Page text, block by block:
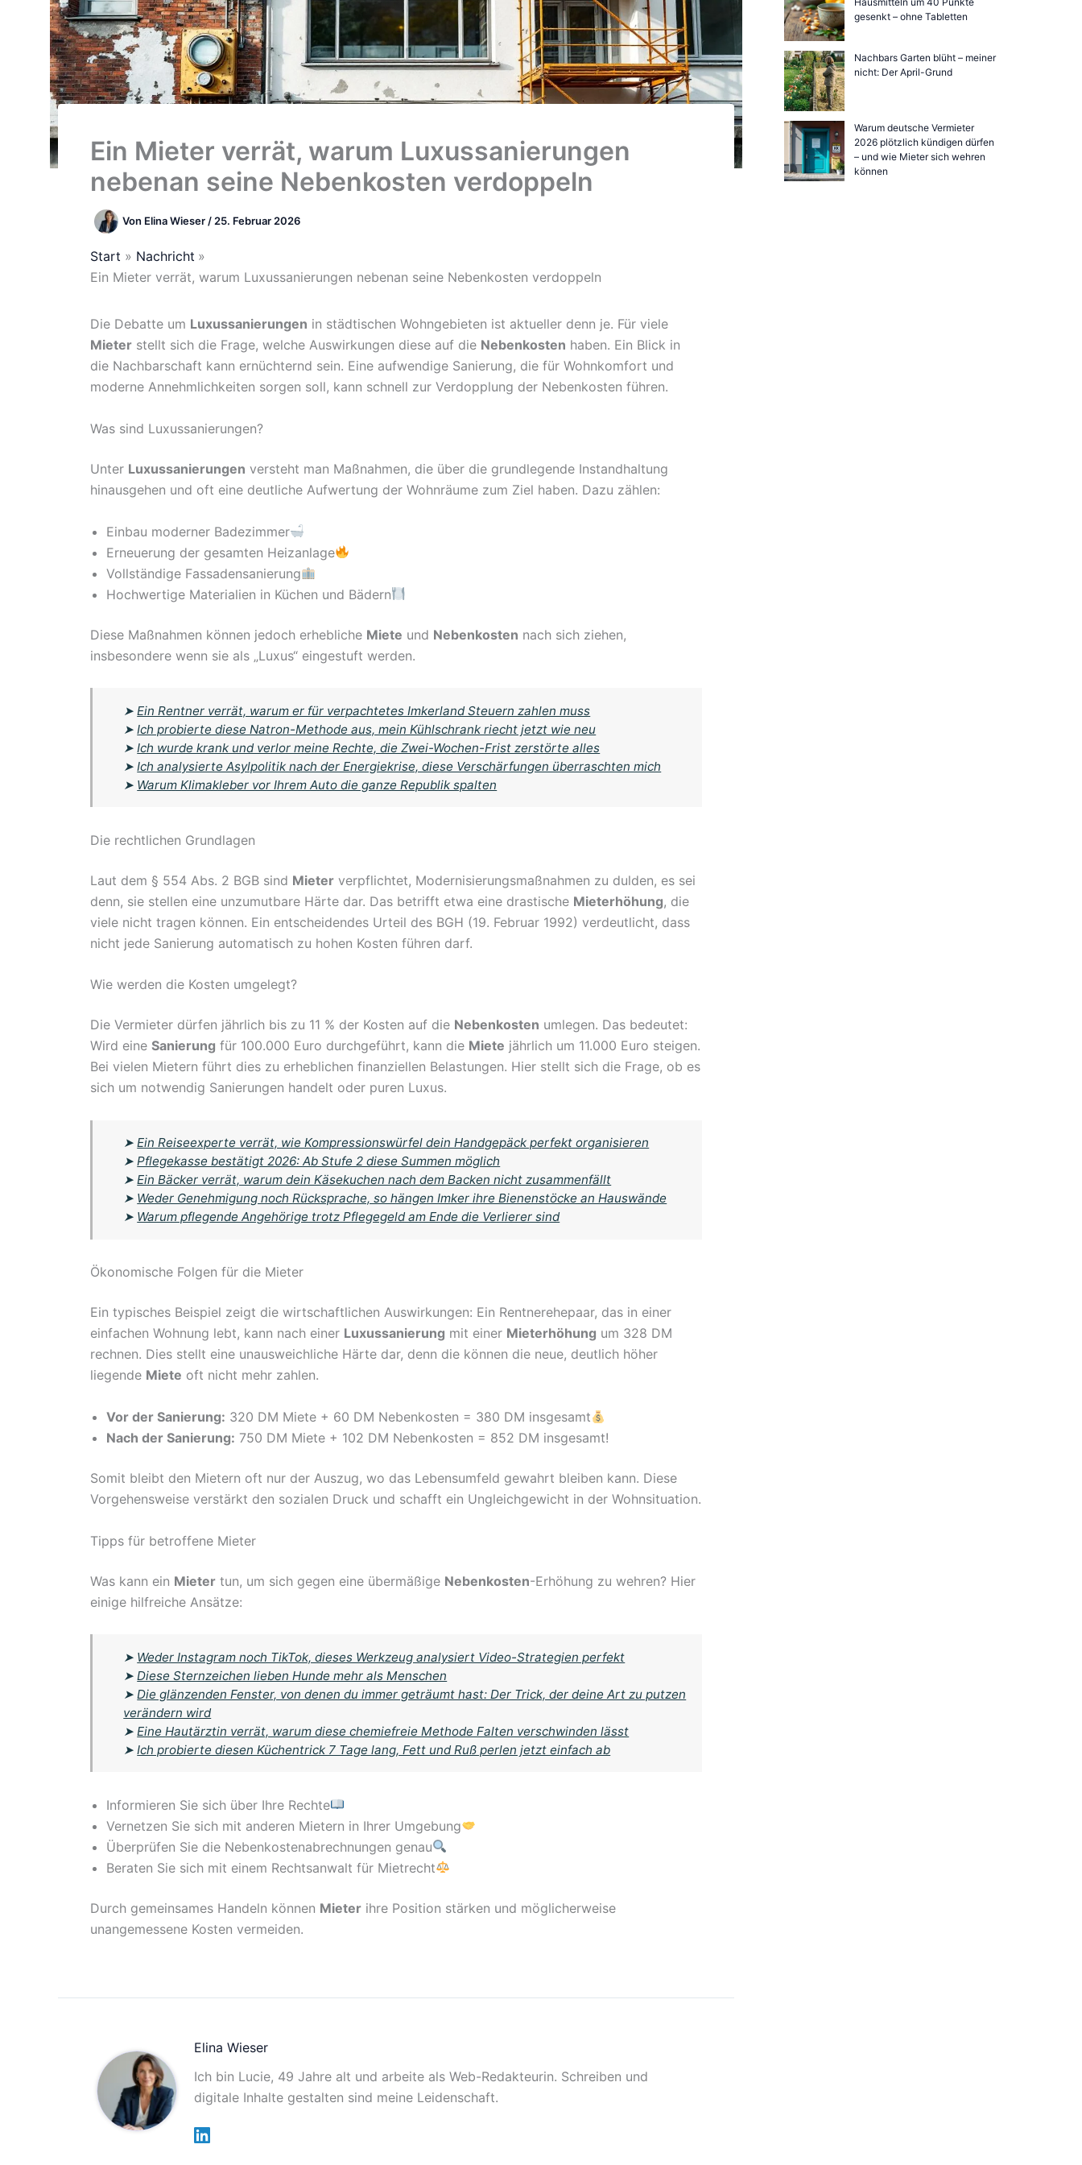
Ein Mieter verrät, warum Luxussanierungen
nebenan seine Nebenkosten verdoppeln
Von Elina Wieser / 25. Februar 2026
Start
Nachricht
Ein Mieter verrät, warum Luxussanierungen nebenan seine Nebenkosten verdoppeln
Die Debatte um Luxussanierungen in städtischen Wohngebieten ist aktueller denn je. Für viele
Mieter stellt sich die Frage, welche Auswirkungen diese auf die Nebenkosten haben. Ein Blick in
die Nachbarschaft kann ernüchternd sein. Eine aufwendige Sanierung, die für Wohnkomfort und
moderne Annehmlichkeiten sorgen soll, kann schnell zur Verdopplung der Nebenkosten führen.
Was sind Luxussanierungen?
Unter Luxussanierungen versteht man Maßnahmen, die über die grundlegende Instandhaltung
hinausgehen und oft eine deutliche Aufwertung der Wohnräume zum Ziel haben. Dazu zählen:
Einbau moderner Badezimmer
Erneuerung der gesamten Heizanlage
Vollständige Fassadensanierung
Hochwertige Materialien in Küchen und Bädern
Diese Maßnahmen können jedoch erhebliche Miete und Nebenkosten nach sich ziehen,
insbesondere wenn sie als „Luxus“ eingestuft werden.
➤Ein Rentner verrät, warum er für verpachtetes Imkerland Steuern zahlen muss
➤Ich probierte diese Natron-Methode aus, mein Kühlschrank riecht jetzt wie neu
➤Ich wurde krank und verlor meine Rechte, die Zwei-Wochen-Frist zerstörte alles
➤Ich analysierte Asylpolitik nach der Energiekrise, diese Verschärfungen überraschten mich
➤ Warum Klimakleber vor Ihrem Auto die ganze Republik spalten
Die rechtlichen Grundlagen
Laut dem § 554 Abs. 2 BGB sind Mieter verpflichtet, Modernisierungsmaßnahmen zu dulden, es sei
denn, sie stellen eine unzumutbare Härte dar. Das betrifft etwa eine drastische Mieterhöhung, die
viele nicht tragen können. Ein entscheidendes Urteil des BGH (19. Februar 1992) verdeutlicht, dass
nicht jede Sanierung automatisch zu hohen Kosten führen darf.
Wie werden die Kosten umgelegt?
Die Vermieter dürfen jährlich bis zu 11 % der Kosten auf die Nebenkosten umlegen. Das bedeutet:
Wird eine Sanierung für 100.000 Euro durchgeführt, kann die Miete jährlich um 11.000 Euro steigen.
Bei vielen Mietern führt dies zu erheblichen finanziellen Belastungen. Hier stellt sich die Frage, ob es
sich um notwendig Sanierungen handelt oder puren Luxus.
➤Ein Reiseexperte verrät, wie Kompressionswürfel dein Handgepäck perfekt organisieren
➤Pflegekasse bestätigt 2026: Ab Stufe 2 diese Summen möglich
➤Ein Bäcker verrät, warum dein Käsekuchen nach dem Backen nicht zusammenfällt
➤ Weder Genehmigung noch Rücksprache, so hängen Imker ihre Bienenstöcke an Hauswände
➤ Warum pflegende Angehörige trotz Pflegegeld am Ende die Verlierer sind
Ökonomische Folgen für die Mieter
Ein typisches Beispiel zeigt die wirtschaftlichen Auswirkungen: Ein Rentnerehepaar, das in einer
einfachen Wohnung lebt, kann nach einer Luxussanierung mit einer Mieterhöhung um 328 DM
rechnen. Dies stellt eine unausweichliche Härte dar, denn die können die neue, deutlich höher
liegende Miete oft nicht mehr zahlen.
Vor der Sanierung: 320 DM Miete + 60 DM Nebenkosten = 380 DM insgesamt
Nach der Sanierung: 750 DM Miete + 102 DM Nebenkosten = 852 DM insgesamt!
Somit bleibt den Mietern oft nur der Auszug, wo das Lebensumfeld gewahrt bleiben kann. Diese
Vorgehensweise verstärkt den sozialen Druck und schafft ein Ungleichgewicht in der Wohnsituation.
Tipps für betroffene Mieter
Was kann ein Mieter tun, um sich gegen eine übermäßige Nebenkosten-Erhöhung zu wehren? Hier
einige hilfreiche Ansätze:
➤ Weder Instagram noch TikTok, dieses Werkzeug analysiert Video-Strategien perfekt
➤Diese Sternzeichen lieben Hunde mehr als Menschen
➤Die glänzenden Fenster, von denen du immer geträumt hast: Der Trick, der deine Art zu putzen
verändern wird
➤Eine Hautärztin verrät, warum diese chemiefreie Methode Falten verschwinden lässt
➤Ich probierte diesen Küchentrick 7 Tage lang, Fett und Ruß perlen jetzt einfach ab
Informieren Sie sich über Ihre Rechte
Vernetzen Sie sich mit anderen Mietern in Ihrer Umgebung
Überprüfen Sie die Nebenkostenabrechnungen genau
Beraten Sie sich mit einem Rechtsanwalt für Mietrecht
Durch gemeinsames Handeln können Mieter ihre Position stärken und möglicherweise
unangemessene Kosten vermeiden.
Elina Wieser
Ich bin Lucie, 49 Jahre alt und arbeite als Web-Redakteurin. Schreiben und
digitale Inhalte gestalten sind meine Leidenschaft.
gesenkt – ohne Tabletten
Nachbars Garten blüht – meiner
nicht: Der April-Grund
Warum deutsche Vermieter
2026 plötzlich kündigen dürfen
– und wie Mieter sich wehren
können